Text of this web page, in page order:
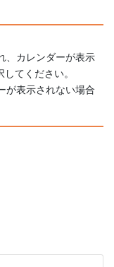
、カレンダーが表示
してください。
が表示されない場合